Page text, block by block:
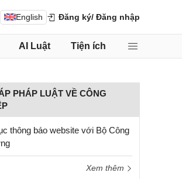
English Đăng ký/ Đăng nhập
AI Luật Tiện ích
PHÁP LUẬT VỀ CÔNG
thông báo website với Bộ Công
Xem thêm